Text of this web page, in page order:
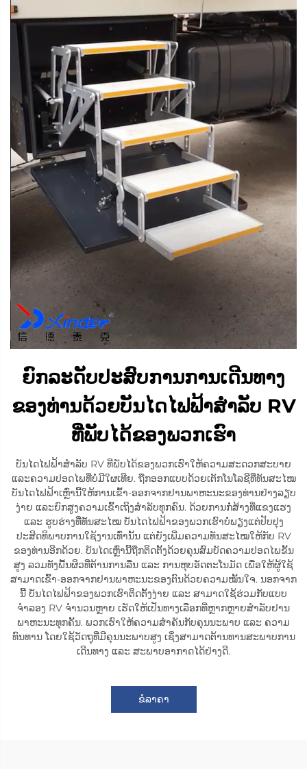
ຍົກລະດັບປະສົບການການເດີນທາງ
ຂອງທ່ານດ້ວຍບັນໄດໄຟຟ້າສຳລັບ RV
ທີ່ພັບໄດ້ຂອງພວກເຮົາ
ບັນໄດໄຟຟ້າສຳລັບ RV ທີ່ພັບໄດ້ຂອງພວກເຮົາໃຫ້ຄວາມສະດວກສະບາຍ
ແລະຄວາມປອດໄພທີ່ບໍ່ມີໃຜເທີຍ. ຖືກອອກແບບດ້ວຍເຕັກໂນໂລຊີທີ່ທັນສະໄໝ
ບັນໄດໄຟຟ້າເຫຼົ່ານີ້ໃຫ້ການເຂົ້າ-ອອກຈາກຢານພາຫະນະຂອງທ່ານຢ່າງລຽບ
ງ່າຍ ແລະຍົກສູງຄວາມເຂົ້າເຖິງສຳລັບທຸກຄົນ. ດ້ວຍການກໍ່ສ້າງທີ່ແຂງແຮງ
ແລະ ຮູບຮ່າງທີ່ທັນສະໄໝ ບັນໄດໄຟຟ້າຂອງພວກເຮົາບໍ່ພຽງແຕ່ປັບປຸງ
ປະສິດທິພາບການໃຊ້ງານເທົ່ານັ້ນ ແຕ່ຍັງເພີ່ມຄວາມທັນສະໄໝໃຫ້ກັບ RV
ຂອງທ່ານອີກດ້ວຍ. ບັນໄດເຫຼົ່ານີ້ຖືກຕິດຕັ້ງດ້ວຍຄຸນສົມບັດຄວາມປອດໄພຂັ້ນ
ສູງ ລວມທັງພື້ນຜິວທີ່ຕ້ານການລື່ນ ແລະ ການຫຸບອັດຕະໂນມັດ ເພື່ອໃຫ້ຜູ້ໃຊ້
ສາມາດເຂົ້າ-ອອກຈາກຢານພາຫະນະຂອງຕົນດ້ວຍຄວາມໝັ້ນໃຈ. ນອກຈາກ
ນີ້ ບັນໄດໄຟຟ້າຂອງພວກເຮົາຕິດຕັ້ງງ່າຍ ແລະ ສາມາດໃຊ້ຮ່ວມກັບແບບ
ຈຳລອງ RV ຈຳນວນຫຼາຍ ເຮັດໃຫ້ເປັນທາງເລືອກທີ່ຫຼາກຫຼາຍສຳລັບຢານ
ພາຫະນະທຸກຄັ້ນ. ພວກເຮົາໃຫ້ຄວາມສຳຄັນກັບຄຸນນະພາບ ແລະ ຄວາມ
ທົນທານ ໂດຍໃຊ້ວັດຖຸທີ່ມີຄຸນນະພາບສູງ ເຊິ່ງສາມາດຕ້ານທານສະພາບການ
ເດີນທາງ ແລະ ສະພາບອາກາດໄດ້ຢ່າງດີ.
ຂໍລາຄາ